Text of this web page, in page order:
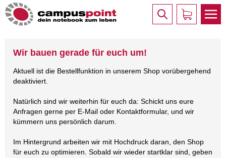
Wir bauen gerade für euch um!
Aktuell ist die Bestellfunktion in unserem Shop vorübergehend
deaktiviert.
Natürlich sind wir weiterhin für euch da: Schickt uns eure
Anfragen gerne per E-Mail oder Kontaktformular, und wir
kümmern uns persönlich darum.
Im Hintergrund arbeiten wir mit Hochdruck daran, den Shop
für euch zu optimieren. Sobald wir wieder startklar sind, geben